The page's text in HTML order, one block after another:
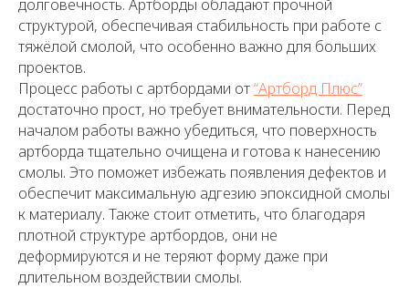
долговечность. Артборды обладают прочной
структурой, обеспечивая стабильность при работе с
тяжёлой смолой, что особенно важно для больших
проектов.
Процесс работы с артбордами от“Артборд Плюс”
достаточно прост, но требует внимательности. Перед
началом работы важно убедиться, что поверхность
артборда тщательно очищена и готова к нанесению
смолы. Это поможет избежать появления дефектов и
обеспечит максимальную адгезию эпоксидной смолы
к материалу. Также стоит отметить, что благодаря
плотной структуре артбордов, они не
деформируются и не теряют форму даже при
длительном воздействии смолы.